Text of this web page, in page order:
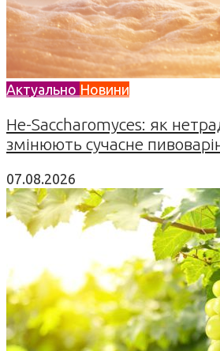
Актуально Новини
Не-Saccharomyces: як
змінюють сучасне
07.08.2026